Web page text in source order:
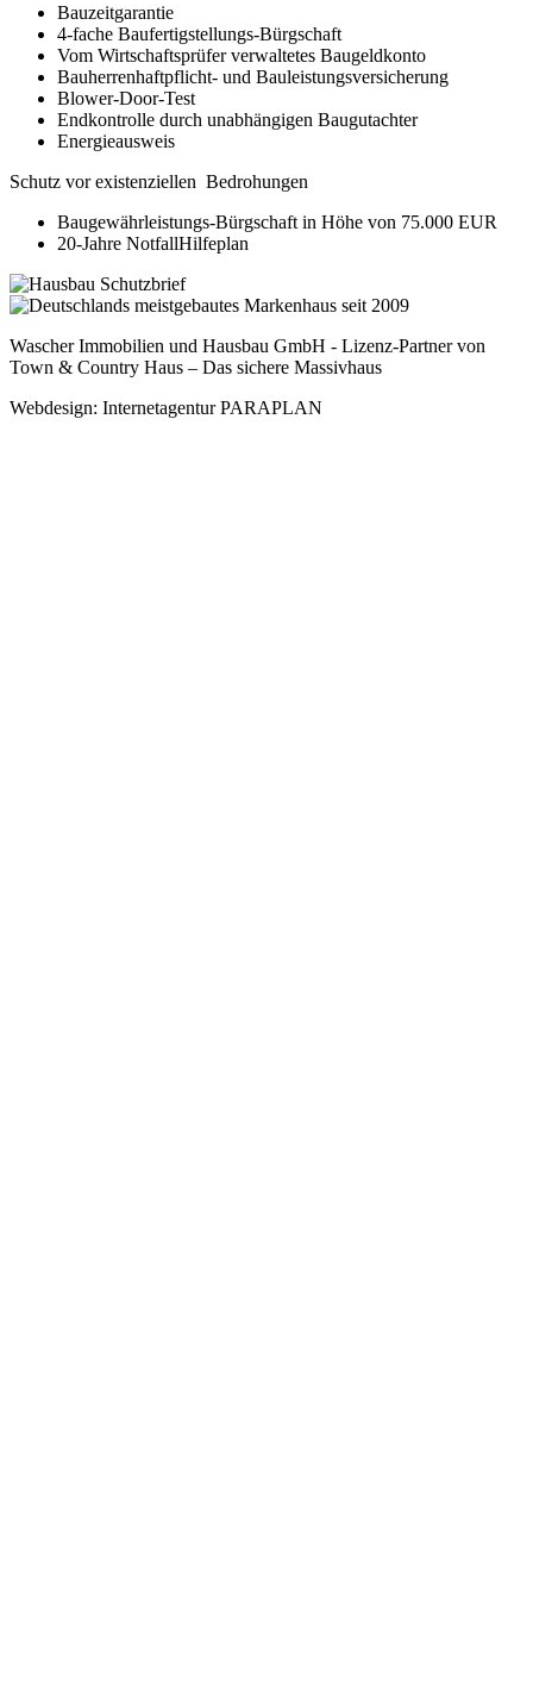
Bauzeitgarantie
4-fache Baufertigstellungs-Bürgschaft
Vom Wirtschaftsprüfer verwaltetes Baugeldkonto
Bauherrenhaftpflicht- und Bauleistungsversicherung
Blower-Door-Test
Endkontrolle durch unabhängigen Baugutachter
Energieausweis
Schutz vor existenziellen Bedrohungen
Baugewährleistungs-Bürgschaft in Höhe von 75.000 EUR
20-Jahre NotfallHilfeplan
Wascher Immobilien und Hausbau GmbH - Lizenz-Partner von
Town & Country Haus – Das sichere Massivhaus
Webdesign: Internetagentur PARAPLAN